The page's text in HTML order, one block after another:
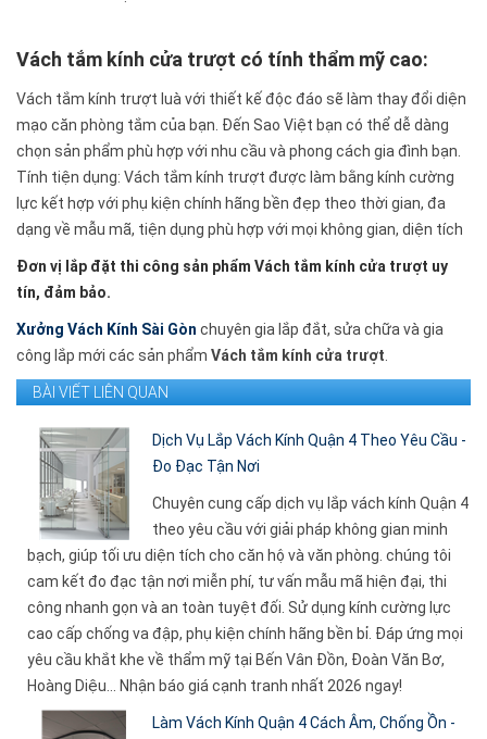
Vách tắm kính cửa trượt có tính thẩm mỹ cao:
Vách tắm kính trượt luà với thiết kế độc đáo sẽ làm thay đổi diện
mạo căn phòng tắm của bạn. Đến Sao Việt bạn có thể dễ dàng
chọn sản phẩm phù hợp với nhu cầu và phong cách gia đình bạn.
Tính tiện dụng: Vách tắm kính trượt được làm bằng kính cường
lực kết hợp với phụ kiện chính hãng bền đẹp theo thời gian, đa
dạng về mẫu mã, tiện dụng phù hợp với mọi không gian, diện tích
Đơn vị lắp đặt thi công sản phẩm Vách tắm kính cửa trượt uy
tín, đảm bảo.
Xưởng Vách Kính Sài Gòn chuyên gia lắp đắt, sửa chữa và gia
công lắp mới các sản phẩm Vách tắm kính cửa trượt
BÀI VIẾT LIÊN QUAN
Dịch Vụ Lắp Vách Kính Quận 4 Theo Yêu Cầu -
Đo Đạc Tận Nơi
Chuyên cung cấp dịch vụ lắp vách kính Quận 4
theo yêu cầu với giải pháp không gian minh
bạch, giúp tối ưu diện tích cho căn hộ và văn phòng. chúng tôi
cam kết đo đạc tận nơi miễn phí, tư vấn mẫu mã hiện đại, thi
công nhanh gọn và an toàn tuyệt đối. Sử dụng kính cường lực
cao cấp chống va đập, phụ kiện chính hãng bền bỉ. Đáp ứng mọi
yêu cầu khắt khe về thẩm mỹ tại Bến Vân Đồn, Đoàn Văn Bơ,
Hoàng Diệu... Nhận báo giá cạnh tranh nhất 2026 ngay!
Làm Vách Kính Quận 4 Cách Âm, Chống Ồn -